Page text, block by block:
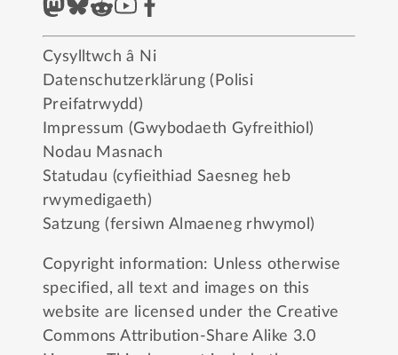
Cysylltwch â Ni
Datenschutzerklärung (Polisi
Preifatrwydd)
Impressum (Gwybodaeth Gyfreithiol)
Nodau Masnach
Statudau (cyfieithiad Saesneg heb
rwymedigaeth)
Satzung (fersiwn Almaeneg rhwymol)
Copyright information: Unless otherwise
specified, all text and images on this
website are licensed under the Creative
Commons Attribution-Share Alike 3.0